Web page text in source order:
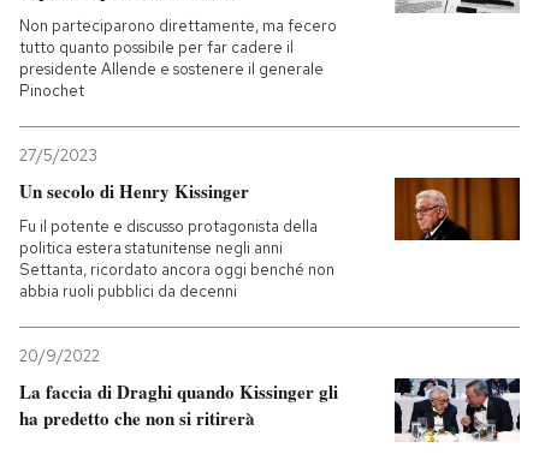
AREA PERSONALE
Non parteciparono direttamente, ma fecero
tutto quanto possibile per far cadere il
presidente Allende e sostenere il generale
Pinochet
27/5/2023
Un secolo di Henry Kissinger
Fu il potente e discusso protagonista della
politica estera statunitense negli anni
Settanta, ricordato ancora oggi benché non
abbia ruoli pubblici da decenni
20/9/2022
La faccia di Draghi quando Kissinger gli
ha predetto che non si ritirerà